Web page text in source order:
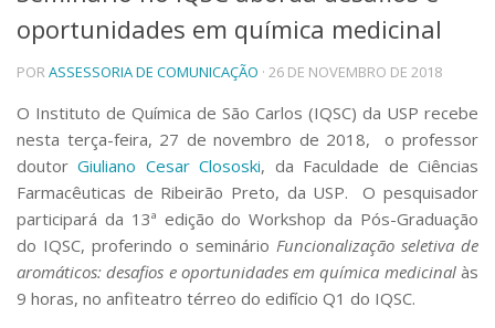
Telefones e Mapas
Pessoas
Ensino
Graduação
Pós-Graduação
Educação a distância
Pesquisa e Inovação
Linhas de Pesquisa
Centros, Núcleos e Projetos em Rede
Pós-doutorado
oportunidades em química medicinal
PORASSESSORIA DE COMUNICAÇÃO · 26 DE NOVEMBRO DE 2018
O Instituto de Química de São Carlos (IQSC) da USP recebe
nesta terça-feira, 27 de novembro de 2018, o professor
doutorGiuliano Cesar Clososki, da Faculdade de Ciências
Farmacêuticas de Ribeirão Preto, da USP. O pesquisador
participará da 13ª edição do Workshop da Pós-Graduação
do IQSC, proferindo o seminário Funcionalização seletiva de
aromáticos: desafios e oportunidades em química medicinalàs
9 horas, no anfiteatro térreo do edifício Q1 do IQSC.